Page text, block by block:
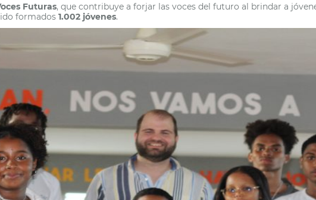
Futuras, que contribuye a forjar las voces del futuro al brindar a
formados1.002 jóvenes.